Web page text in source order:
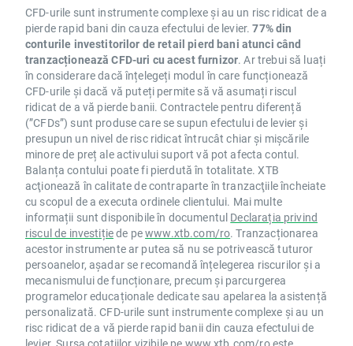
CFD-urile sunt instrumente complexe și au un risc ridicat de a
pierde rapid bani din cauza efectului de levier.77% din
conturile investitorilor de retail pierd bani atunci când
tranzacționează CFD-uri cu acest furnizor. Ar trebui să luați
în considerare dacă înțelegeți modul în care funcționează
CFD-urile și dacă vă puteți permite să vă asumați riscul
ridicat de a vă pierde banii. Contractele pentru diferență
(”CFDs”) sunt produse care se supun efectului de levier și
presupun un nivel de risc ridicat întrucât chiar și mișcările
minore de preț ale activului suport vă pot afecta contul.
Balanța contului poate fi pierdută în totalitate. XTB
acţionează în calitate de contraparte în tranzacţiile încheiate
cu scopul de a executa ordinele clientului. Mai multe
informații sunt disponibile în documentul Declarația privind
riscul de investițiede pewww.xtb.com/ro. Tranzacționarea
acestor instrumente ar putea să nu se potrivească tuturor
persoanelor, așadar se recomandă înțelegerea riscurilor și a
mecanismului de funcționare, precum și parcurgerea
programelor educaționale dedicate sau apelarea la asistență
personalizată. CFD-urile sunt instrumente complexe și au un
risc ridicat de a vă pierde rapid banii din cauza efectului de